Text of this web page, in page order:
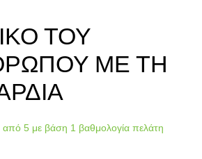
ΤΟΥ
ΜΕ ΤΗ
από 5 με βάση 1 βαθμολογία πελάτη